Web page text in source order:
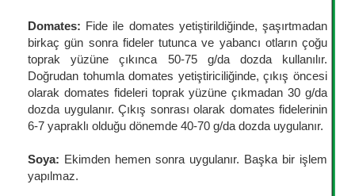
Domates: Fide ile domates yetiştirildiğinde, şaşırtmadan
birkaç gün sonra fideler tutunca ve yabancı otların çoğu
toprak yüzüne çıkınca 50-75 g/da dozda kullanılır.
Doğrudan tohumla domates yetiştiriciliğinde, çıkış öncesi
olarak domates fideleri toprak yüzüne çıkmadan 30 g/da
dozda uygulanır. Çıkış sonrası olarak domates fidelerinin
6-7 yapraklı olduğu dönemde 40-70 g/da dozda uygulanır.
Soya: Ekimden hemen sonra uygulanır. Başka bir işlem
yapılmaz.